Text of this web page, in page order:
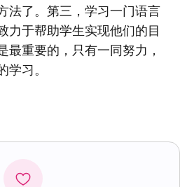
法了。第三，学习一门语言
力于帮助学生实现他们的目
最重要的，只有一同努力，
学习。